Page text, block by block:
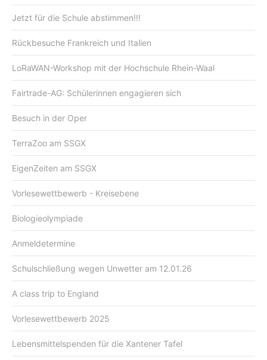
Jetzt für die Schule abstimmen!!!
Rückbesuche Frankreich und Italien
LoRaWAN-Workshop mit der Hochschule Rhein-Waal
Fairtrade-AG: Schülerinnen engagieren sich
Besuch in der Oper
TerraZoo am SSGX
EigenZeiten am SSGX
Vorlesewettbewerb - Kreisebene
Biologieolympiade
Anmeldetermine
Schulschließung wegen Unwetter am 12.01.26
A class trip to England
Vorlesewettbewerb 2025
Lebensmittelspenden für die Xantener Tafel